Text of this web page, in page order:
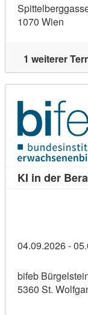
1070 Wien
1 weiterer
KI in der
04.09.2026 -
bifeb
5360 St.